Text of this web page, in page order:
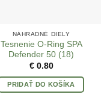
NÁHRADNÉ DIELY
Tesnenie O-Ring SPA
Defender 50 (18)
€0.80
PRIDAŤ DO KOŠÍKA